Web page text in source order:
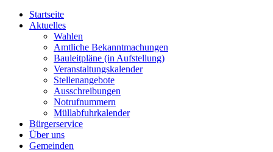
Startseite
Aktuelles
Wahlen
Amtliche Bekanntmachungen
Bauleitpläne (in Aufstellung)
Veranstaltungskalender
Stellenangebote
Ausschreibungen
Notrufnummern
Müllabfuhrkalender
Bürgerservice
Über uns
Gemeinden